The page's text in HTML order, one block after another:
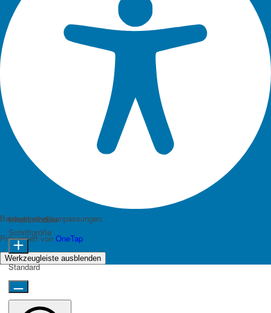
Barrierefreiheitsanpassungen
Präsentiert von OneTap
Werkzeugleiste ausblenden
Inhaltsmodule
Schriftgröße
Standard